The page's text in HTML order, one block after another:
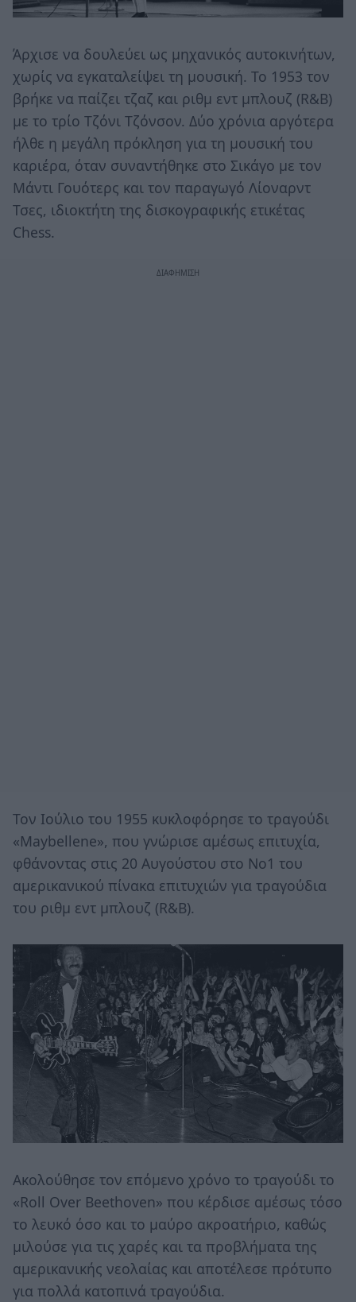
Άρχισε να δουλεύει ως μηχανικός αυτοκινήτων,
χωρίς να εγκαταλείψει τη μουσική. Το 1953 τον
βρήκε να παίζει τζαζ και ριθμ εντ μπλουζ (R&B)
με το τρίο Τζόνι Τζόνσον. Δύο χρόνια αργότερα
ήλθε η μεγάλη πρόκληση για τη μουσική του
καριέρα, όταν συναντήθηκε στο Σικάγο με τον
Μάντι Γουότερς και τον παραγωγό Λίοναρντ
Τσες, ιδιοκτήτη της δισκογραφικής ετικέτας
Chess.
Τον Ιούλιο του 1955 κυκλοφόρησε το τραγούδι
«Maybellene», που γνώρισε αμέσως επιτυχία,
φθάνοντας στις 20 Αυγούστου στο Νο1 του
αμερικανικού πίνακα επιτυχιών για τραγούδια
του ριθμ εντ μπλουζ (R&B).
Ακολούθησε τον επόμενο χρόνο το τραγούδι το
«Roll Over Beethoven» που κέρδισε αμέσως τόσο
το λευκό όσο και το μαύρο ακροατήριο, καθώς
μιλούσε για τις χαρές και τα προβλήματα της
αμερικανικής νεολαίας και αποτέλεσε πρότυπο
για πολλά κατοπινά τραγούδια.